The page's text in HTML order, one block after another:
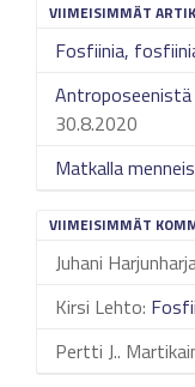
VIIMEISIMMÄT
Fosfiinia,
30.8.2020
Matkalla
VIIMEISIMMÄT
Juhani
Kirsi Lehto:
Pertti J..